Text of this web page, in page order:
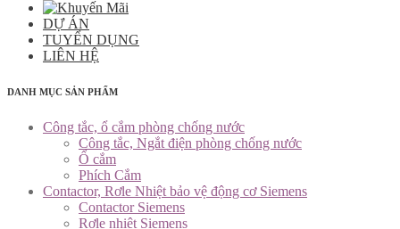
DỰ ÁN
TUYỂN DỤNG
LIÊN HỆ
DANH MỤC SẢN PHẨM
Công tắc, ổ cắm phòng chống nước
Công tắc, Ngắt điện phòng chống nước
Ổ cắm
Phích Cắm
Contactor, Rơle Nhiệt bảo vệ động cơ Siemens
Contactor Siemens
Rơle nhiệt Siemens